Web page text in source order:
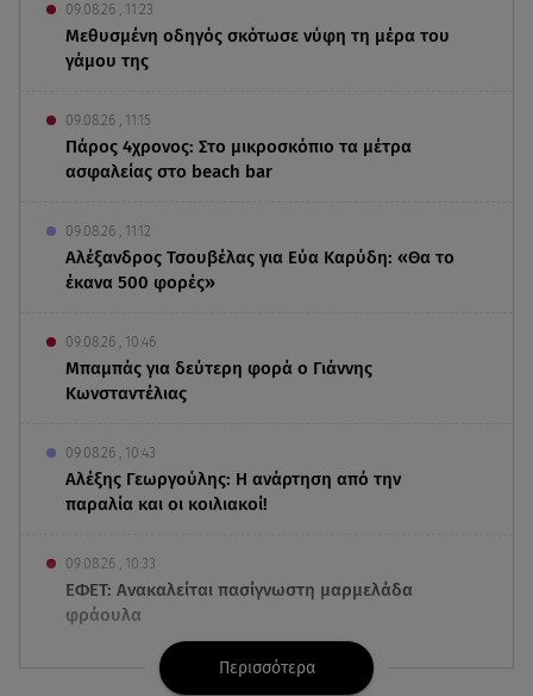
09.08.26 , 11:23
Μεθυσμένη οδηγός σκότωσε νύφη τη μέρα του
γάμου της
09.08.26 , 11:15
Πάρος 4χρονος: Στο μικροσκόπιο τα μέτρα
ασφαλείας στο beach bar
09.08.26 , 11:12
Αλέξανδρος Τσουβέλας για Εύα Καρύδη: «Θα το
έκανα 500 φορές»
09.08.26 , 10:46
Μπαμπάς για δεύτερη φορά ο Γιάννης
Κωνσταντέλιας
09.08.26 , 10:43
Αλέξης Γεωργούλης: Η ανάρτηση από την
παραλία και οι κοιλιακοί!
09.08.26 , 10:33
ΕΦΕΤ: Ανακαλείται πασίγνωστη μαρμελάδα
φράουλα
Περισσότερα